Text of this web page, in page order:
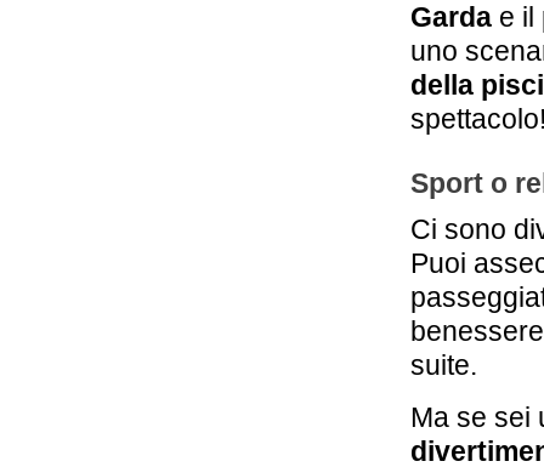
Garda e il
uno
della
Sport o
Ci sono
Puoi
suite.
Ma se sei